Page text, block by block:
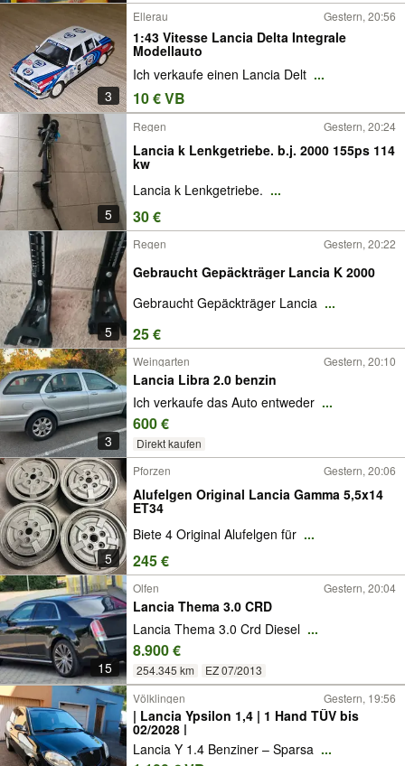
3
Ellerau Gestern, 20:56
1:43 Vitesse Lancia Delta Integrale
Modellauto
Ich verkaufe einen Lancia Delt ...
10 € VB
5
Regen Gestern, 20:24
Lancia k Lenkgetriebe. b.j. 2000 155ps 114
kw
Lancia k Lenkgetriebe. ...
30 €
5
Regen Gestern, 20:22
Gebraucht Gepäckträger Lancia K 2000
Gebraucht Gepäckträger Lancia ...
25 €
3
Weingarten Gestern, 20:10
Lancia Libra 2.0 benzin
Ich verkaufe das Auto entweder ...
600 €
Direkt kaufen
5
Pforzen Gestern, 20:06
Alufelgen Original Lancia Gamma 5,5x14
ET34
Biete 4 Original Alufelgen für ...
245 €
15
Olfen Gestern, 20:04
Lancia Thema 3.0 CRD
Lancia Thema 3.0 Crd Diesel ...
8.900 €
254.345 km
EZ 07/2013
Völklingen
Gestern, 19:56
| Lancia Ypsilon 1,4 | 1 Hand TÜV bis
02/2028 |
Lancia Y 1.4 Benziner – Sparsa ...